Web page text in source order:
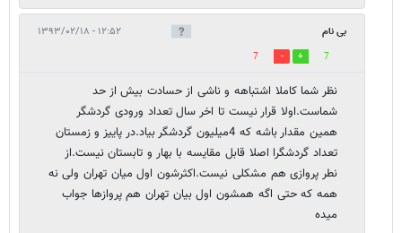
بی نام ۱۲:۵۲ - ۱۳۹۳/۰۲/۱۸
7
7
نظر شما کاملا اشتباهه و ناشی از حسادت بیش از حد
شماست.اولا قرار نیست تا اخر سال تعداد ورودی گردشگر
همین مقدار باشه که 4میلیون گردشگر بیاد.در پاییز و زمستان
تعداد گردشگرا اصلا قابل مقایسه با بهار و تابستان نیست.از
نطر پروازی هم مشکلی نیست.اکثرشون اول میان تهران ولی نه
همه که حتی اگه همشون اول بیان تهران هم پروازها جواب
میده